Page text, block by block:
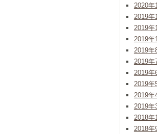
2020年
2019年
2019年
2019年
2019年
2019年
2019年
2019年
2019年
2019年
2018年
2018年